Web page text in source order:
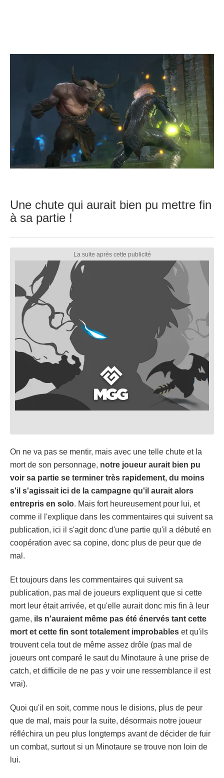
Une chute qui aurait bien pu mettre fin
à sa partie !
On ne va pas se mentir, mais avec une telle chute et la
mort de son personnage, notre joueur aurait bien pu
voir sa partie se terminer très rapidement, du moins
s'il s'agissait ici de la campagne qu'il aurait alors
entrepris en solo. Mais fort heureusement pour lui, et
comme il l'explique dans les commentaires qui suivent sa
publication, ici il s'agit donc d'une partie qu'il a débuté en
coopération avec sa copine, donc plus de peur que de
mal.
Et toujours dans les commentaires qui suivent sa
publication, pas mal de joueurs expliquent que si cette
mort leur était arrivée, et qu'elle aurait donc mis fin à leur
game, ils n'auraient même pas été énervés tant cette
mort et cette fin sont totalement improbables et qu'ils
trouvent cela tout de même assez drôle (pas mal de
joueurs ont comparé le saut du Minotaure à une prise de
catch, et difficile de ne pas y voir une ressemblance il est
vrai).
Quoi qu'il en soit, comme nous le disions, plus de peur
que de mal, mais pour la suite, désormais notre joueur
réfléchira un peu plus longtemps avant de décider de fuir
un combat, surtout si un Minotaure se trouve non loin de
lui.